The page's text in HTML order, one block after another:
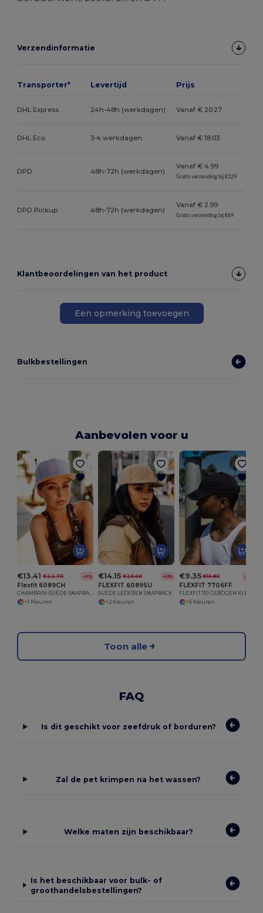
Verzendinformatie
Transporter* Levertijd Prijs
DHL Express 24h-48h (werkdagen) Vanaf € 20.27
DHL Eco 3-4 werkdagen Vanaf € 18.03
DPD 48h-72h (werkdagen)
Vanaf € 4.99
Gratis verzending bij €129
DPD Pickup 48h-72h (werkdagen)
Vanaf € 2.99
Gratis verzending bij €69
Klantbeoordelingen van het product
Een opmerking toevoegen
Bulkbestellingen
Aanbevolen voor u
€13.41 €22.70 -41%
Flexfit 6089CH
CHAMBRAY-SUÈDE SNAPBACK CHAMBRAY
+1 Kleuren
€14.15 €25.00 -43%
FLEXFIT 6089SU
SUEDE LEDEREN SNAPBACK
+2 Kleuren
€9.35 €15.80 -41%
FLEXFIT 7706FF
+5 Kleuren
Toon alle
FAQ
Is dit geschikt voor zeefdruk of borduren?
Zal de pet krimpen na het wassen?
Welke maten zijn beschikbaar?
Is het beschikbaar voor bulk- of
groothandelsbestellingen?